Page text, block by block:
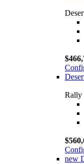
Rally
new